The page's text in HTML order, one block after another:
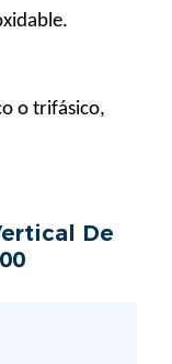
o trifásico,
De